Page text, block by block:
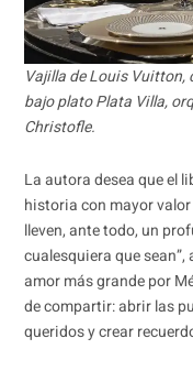
Vajilla de Louis Vuitton,
bajo plato Plata Villa,
Christofle.
La autora desea que el
historia con mayor valor
lleven, ante todo, un
cualesquiera que
amor más grande por
de compartir: abrir las
queridos y crear